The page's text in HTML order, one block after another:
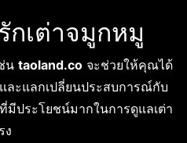
กเต่าจมูกหมู
น taoland.co จะช่วยให้คุณได้
ละแลกเปลี่ยนประสบการณ์กับ
มีประโยชน์มากในการดูแลเต่า
ง